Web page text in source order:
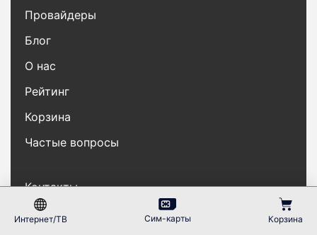
Интернет/ТВ Сим-карты Корзина
Провайдеры
Блог
О нас
Рейтинг
Корзина
Частые вопросы
Контакты
Карта сайта